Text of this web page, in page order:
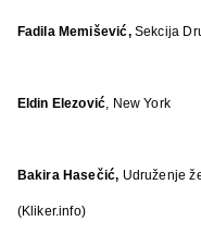
Fadila Memišević,Sekcija
Eldin Elezović , New York
Bakira Hasečić, Udruženje
(Kliker.info)